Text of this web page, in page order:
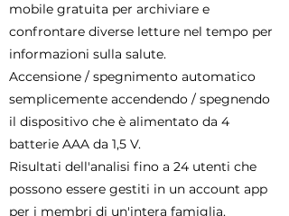
mobile gratuita per archiviare e
confrontare diverse letture nel tempo per
informazioni sulla salute.
Accensione / spegnimento automatico
semplicemente accendendo / spegnendo
il dispositivo che è alimentato da 4
batterie AAA da 1,5 V.
Risultati dell'analisi fino a 24 utenti che
possono essere gestiti in un account app
per i membri di un'intera famiglia.